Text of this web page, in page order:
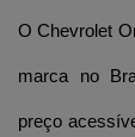
O Chevrolet
marca no
preço